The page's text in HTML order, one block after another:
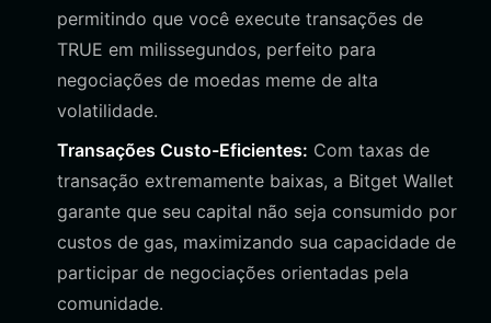
permitindo que você execute transações de
TRUE em milissegundos, perfeito para
negociações de moedas meme de alta
volatilidade.
Transações Custo-Eficientes: Com taxas de
transação extremamente baixas, a Bitget Wallet
garante que seu capital não seja consumido por
custos de gas, maximizando sua capacidade de
participar de negociações orientadas pela
comunidade.